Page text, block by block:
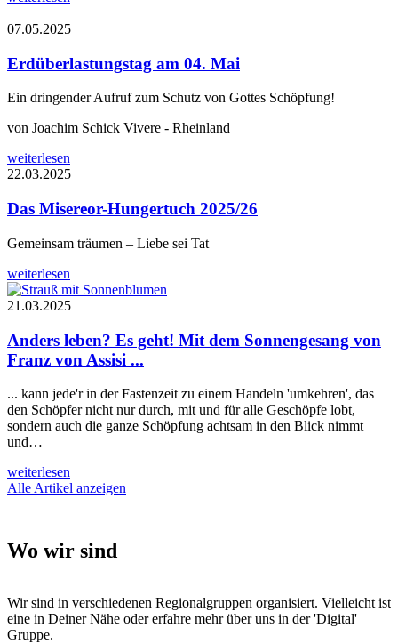
07.05.2025
Erdüberlastungstag am 04. Mai
Ein dringender Aufruf zum Schutz von Gottes Schöpfung!
von Joachim Schick Vivere - Rheinland
weiterlesen
22.03.2025
Das Misereor-Hungertuch 2025/26
Gemeinsam träumen – Liebe sei Tat
weiterlesen
21.03.2025
Anders leben? Es geht! Mit dem Sonnengesang von
Franz von Assisi ...
... kann jede'r in der Fastenzeit zu einem Handeln 'umkehren', das
den Schöpfer nicht nur durch, mit und für alle Geschöpfe lobt,
sondern auch die ganze Schöpfung achtsam in den Blick nimmt
und…
weiterlesen
Alle Artikel anzeigen
Wo wir sind
Wir sind in verschiedenen Regionalgruppen organisiert. Vielleicht ist
eine in Deiner Nähe oder erfahre mehr über uns in der 'Digital'
Gruppe.